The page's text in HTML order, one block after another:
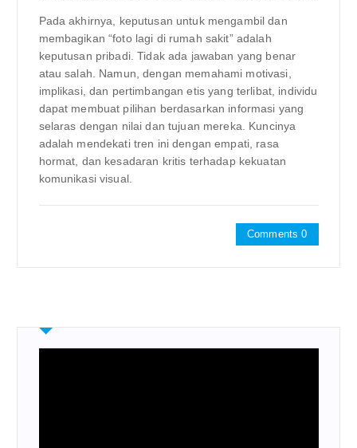
Pada akhirnya, keputusan untuk mengambil dan
membagikan “foto lagi di rumah sakit” adalah
keputusan pribadi. Tidak ada jawaban yang benar
atau salah. Namun, dengan memahami motivasi,
implikasi, dan pertimbangan etis yang terlibat, individu
dapat membuat pilihan berdasarkan informasi yang
selaras dengan nilai dan tujuan mereka. Kuncinya
adalah mendekati tren ini dengan empati, rasa
hormat, dan kesadaran kritis terhadap kekuatan
komunikasi visual.
Comments 0